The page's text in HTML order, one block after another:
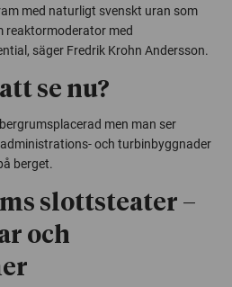
med naturligt svenskt uran som
reaktormoderator med
säger Fredrik Krohn Andersson.
se nu?
men man ser
och turbinbyggnader
berget.
slottsteater –
och